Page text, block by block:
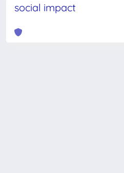
social impact